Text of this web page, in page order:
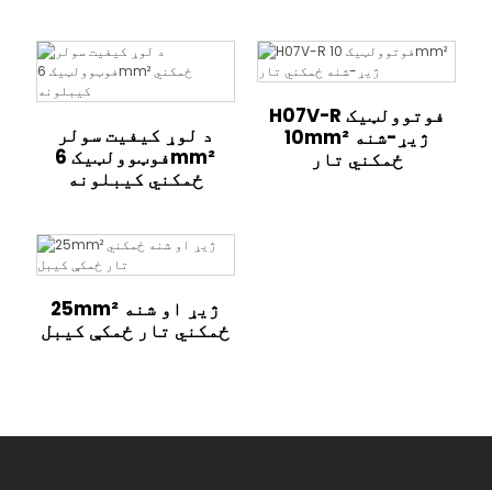
د لوړ کیفیت سولر
فوټوولټیک 6mm²
ځمکني کیبلونه
H07V-R فوتوولټیک
10mm² ژیړ-شنه
ځمکني تار
25mm² ژیړ او شنه
ځمکني تار ځمکې کیبل